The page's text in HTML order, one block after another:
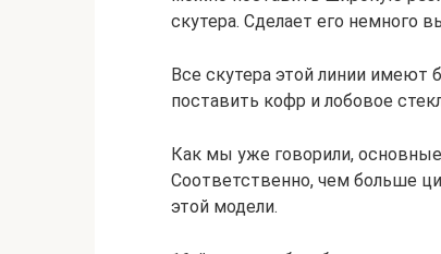
скутера. Сделает его немного
Все скутера этой линии имеют
поставить кофр и лобовое
Как мы уже говорили,
Соответственно, чем больше
этой модели.